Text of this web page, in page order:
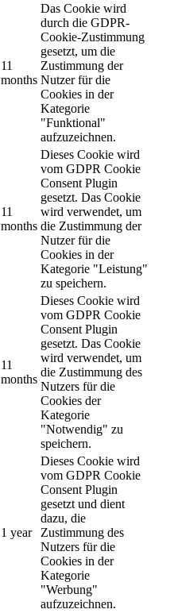
11
months
Das Cookie wird
durch die GDPR-
Cookie-Zustimmung
gesetzt, um die
Zustimmung der
Nutzer für die
Cookies in der
Kategorie
"Funktional"
aufzuzeichnen.
11
months
Dieses Cookie wird
vom GDPR Cookie
Consent Plugin
gesetzt. Das Cookie
wird verwendet, um
die Zustimmung der
Nutzer für die
Cookies in der
Kategorie "Leistung"
zu speichern.
11
months
Dieses Cookie wird
vom GDPR Cookie
Consent Plugin
gesetzt. Das Cookie
wird verwendet, um
die Zustimmung des
Nutzers für die
Cookies der
Kategorie
"Notwendig" zu
speichern.
1 year
Dieses Cookie wird
vom GDPR Cookie
Consent Plugin
gesetzt und dient
dazu, die
Zustimmung des
Nutzers für die
Cookies in der
Kategorie
"Werbung"
aufzuzeichnen.